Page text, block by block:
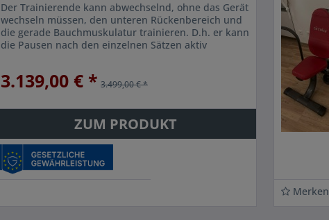
Der Trainierende kann abwechselnd, ohne das Gerät
wechseln müssen, den unteren Rückenbereich und
die gerade Bauchmuskulatur trainieren. D.h. er kann
die Pausen nach den einzelnen Sätzen aktiv
3.139,00 € * 3.499,00 € *
ZUM PRODUKT
Merken